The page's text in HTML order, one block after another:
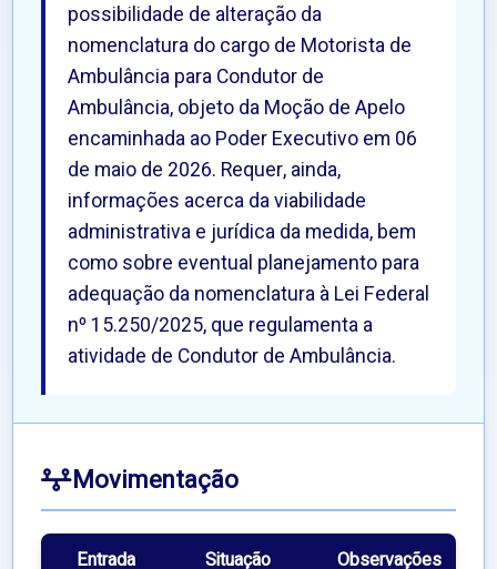
possibilidade de alteração da
nomenclatura do cargo de Motorista de
Ambulância para Condutor de
Ambulância, objeto da Moção de Apelo
encaminhada ao Poder Executivo em 06
de maio de 2026. Requer, ainda,
informações acerca da viabilidade
administrativa e jurídica da medida, bem
como sobre eventual planejamento para
adequação da nomenclatura à Lei Federal
nº 15.250/2025, que regulamenta a
atividade de Condutor de Ambulância.
Movimentação
Entrada Situação Observações